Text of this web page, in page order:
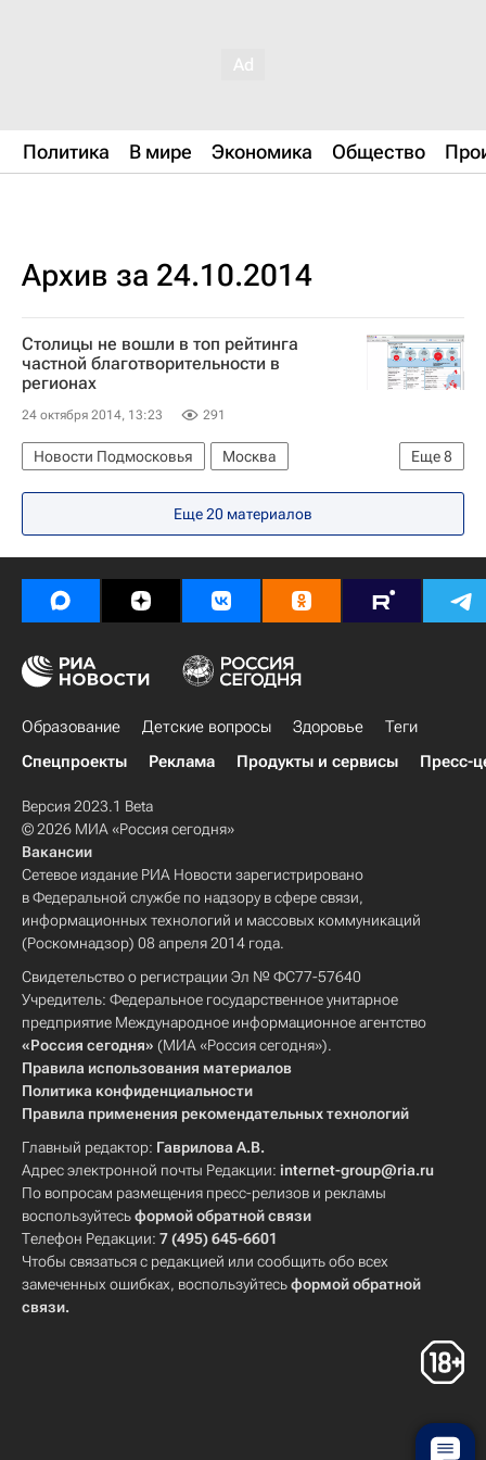
Политика В мире Экономика Общество
Архив за 24.10.2014
Столицы не вошли в топ рейтинга
частной благотворительности в
регионах
24 октября 2014, 13:23 291
Еще8
Новости Подмосковья
Москва
Жизнь без преград
Тамбовская область
Весь мир CAF Россия
Здоровье
Россия
Еще 20 материалов
Образование Детские вопросы Здоровье
Теги
Спецпроекты
Реклама Продукты и сервисы Пресс-
Версия 2023.1 Beta
© 2026 МИА «Россия сегодня»
Вакансии
Сетевое издание РИА Новости зарегистрировано
в Федеральной службе по надзору в сфере связи,
информационных технологий и массовых коммуникаций
(Роскомнадзор) 08 апреля 2014 года.
Свидетельство о регистрации Эл № ФС77-57640
Учредитель: Федеральное государственное унитарное
предприятие Международное информационное агентство
«Россия сегодня» (МИА «Россия сегодня»).
Правила использования материалов
Политика конфиденциальности
Правила применения рекомендательных технологий
Главный редактор: Гаврилова А.В.
Адрес электронной почты Редакции: internet-group@ria.ru
По вопросам размещения пресс-релизов и рекламы
воспользуйтесьформой обратной связи
Телефон Редакции: 7 (495) 645-6601
Чтобы связаться с редакцией или сообщить обо всех
замеченных ошибках, воспользуйтесьформой обратной
связи.